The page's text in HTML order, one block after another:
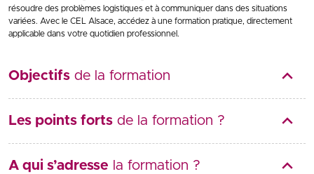
résoudre des problèmes logistiques et à communiquer dans des situations
variées. Avec le CEL Alsace, accédez à une formation pratique, directement
applicable dans votre quotidien professionnel.
Objectifs de la formation
Les points forts de la formation ?
A qui s’adresse la formation ?